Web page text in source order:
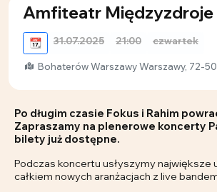
Amfiteatr Międzyzdroje
📆 31.07.2025 21:00 czwartek
Bohaterów Warszawy Warszawy, 72-
Po długim czasie Fokus i Rahim
Zapraszamy na plenerowe koncerty
bilety już dostępne.
Podczas koncertu usłyszymy
całkiem nowych aranżacjach z live